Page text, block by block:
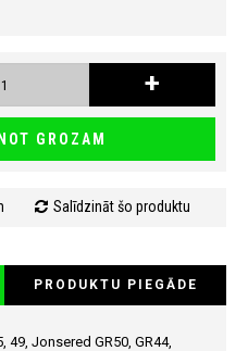
+
GROZAM
Salīdzināt šo produktu
PRODUKTU PIEGĀDE
49, Jonsered GR50, GR44,